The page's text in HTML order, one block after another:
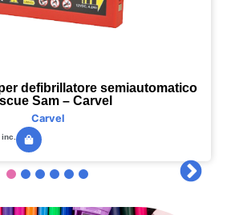
defibrillatore semiautomatico
Sam – Carvel
Carvel